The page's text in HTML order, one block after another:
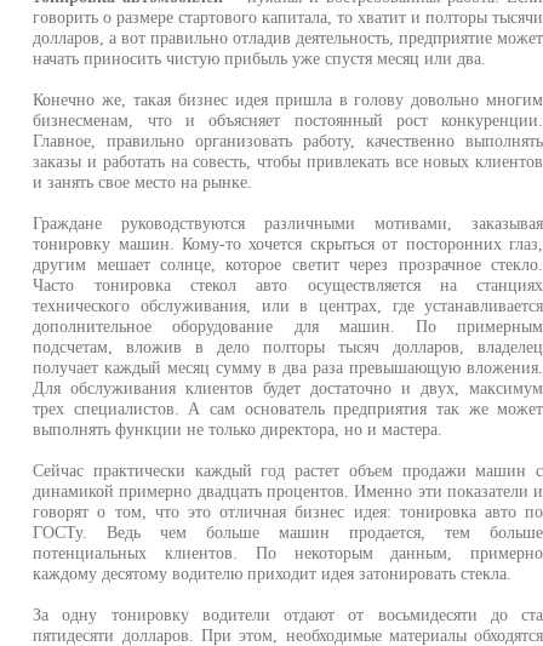
говорить о размере стартового капитала, то хватит и полторы тысячи
долларов, а вот правильно отладив деятельность, предприятие может
начать приносить чистую прибыль уже спустя месяц или два.
Конечно же, такая бизнес идея пришла в голову довольно многим
бизнесменам, что и объясняет постоянный рост конкуренции.
Главное, правильно организовать работу, качественно выполнять
заказы и работать на совесть, чтобы привлекать все новых клиентов
и занять свое место на рынке.
Граждане руководствуются различными мотивами, заказывая
тонировку машин. Кому-то хочется скрыться от посторонних глаз,
другим мешает солнце, которое светит через прозрачное стекло.
Часто тонировка стекол авто осуществляется на станциях
технического обслуживания, или в центрах, где устанавливается
дополнительное оборудование для машин. По примерным
подсчетам, вложив в дело полторы тысяч долларов, владелец
получает каждый месяц сумму в два раза превышающую вложения.
Для обслуживания клиентов будет достаточно и двух, максимум
трех специалистов. А сам основатель предприятия так же может
выполнять функции не только директора, но и мастера.
Сейчас практически каждый год растет объем продажи машин с
динамикой примерно двадцать процентов. Именно эти показатели и
говорят о том, что это отличная бизнес идея: тонировка авто по
ГОСТу. Ведь чем больше машин продается, тем больше
потенциальных клиентов. По некоторым данным, примерно
каждому десятому водителю приходит идея затонировать стекла.
За одну тонировку водители отдают от восьмидесяти до ста
пятидесяти долларов. При этом, необходимые материалы обходятся